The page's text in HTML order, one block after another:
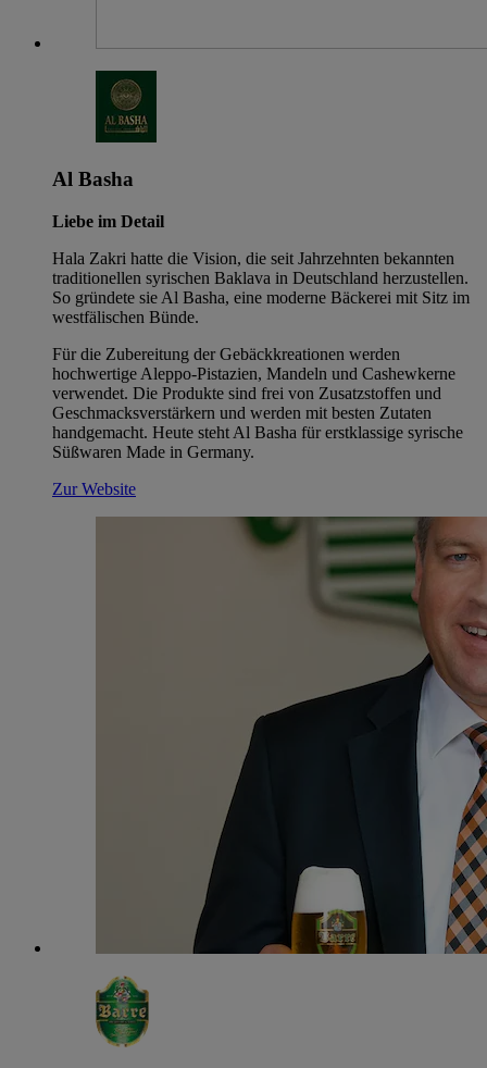
Al Basha
Liebe im Detail
Hala Zakri hatte die Vision, die seit Jahrzehnten bekannten
traditionellen syrischen Baklava in Deutschland herzustellen.
So gründete sie Al Basha, eine moderne Bäckerei mit Sitz im
westfälischen Bünde.
Für die Zubereitung der Gebäckkreationen werden
hochwertige Aleppo-Pistazien, Mandeln und Cashewkerne
verwendet. Die Produkte sind frei von Zusatzstoffen und
Geschmacksverstärkern und werden mit besten Zutaten
handgemacht. Heute steht Al Basha für erstklassige syrische
Süßwaren Made in Germany.
Zur Website